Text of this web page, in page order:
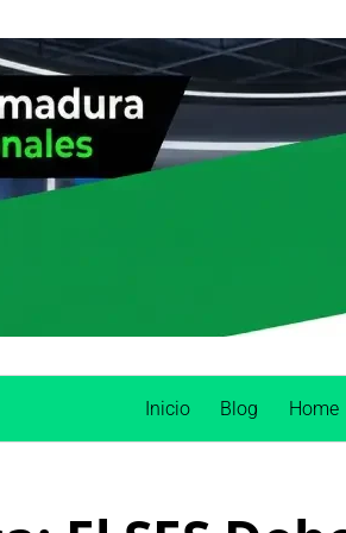
Inicio Blog Home